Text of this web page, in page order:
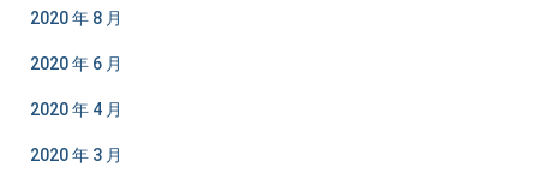
2020 年 8 月
2020 年 6 月
2020 年 4 月
2020 年 3 月